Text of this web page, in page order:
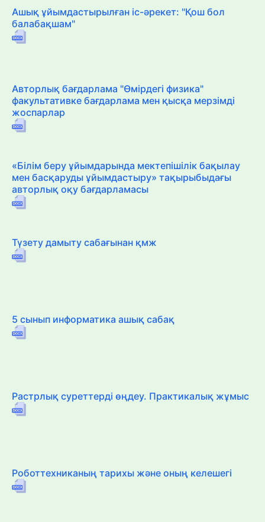
Ашық ұйымдастырылған іс-әрекет: "Қош бол
балабақшам"
Авторлық бағдарлама "Өмірдегі физика"
факультативке бағдарлама мен қысқа мерзімді
жоспарлар
«Білім беру ұйымдарында мектепішілік бақылау
мен басқаруды ұйымдастыру» тақырыбыдағы
авторлық оқу бағдарламасы
Түзету дамыту сабағынан қмж
5 сынып информатика ашық сабақ
Растрлық суреттерді өңдеу. Практикалық жұмыс
Роботтехниканың тарихы және оның келешегі